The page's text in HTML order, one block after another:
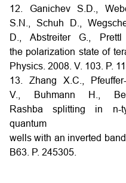
12. Ganichev S.D.,
S.N., Schuh D.,
D., Abstreiter G.,
the polarization state of
Physics. 2008. V. 103. P.
13. Zhang X.C.,
V., Buhmann H.,
Rashba splitting in n-
quantum
wells with an inverted
B63. P. 245305.